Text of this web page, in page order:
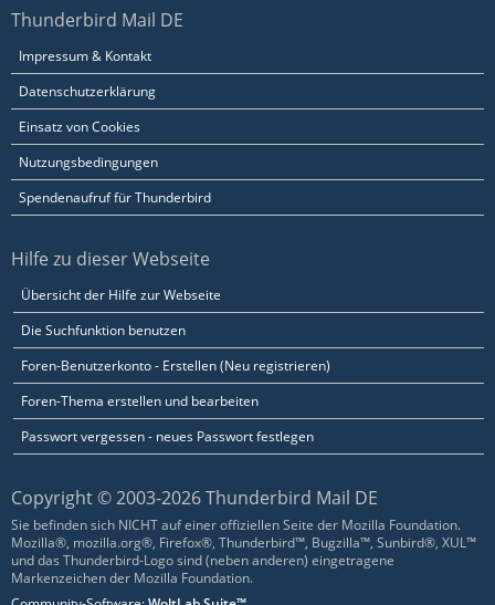
Thunderbird Mail DE
Impressum & Kontakt
Datenschutzerklärung
Einsatz von Cookies
Nutzungsbedingungen
Spendenaufruf für Thunderbird
Hilfe zu dieser Webseite
Übersicht der Hilfe zur Webseite
Die Suchfunktion benutzen
Foren-Benutzerkonto - Erstellen (Neu registrieren)
Foren-Thema erstellen und bearbeiten
Passwort vergessen - neues Passwort festlegen
Copyright © 2003-2026 Thunderbird Mail DE
Sie befinden sich NICHT auf einer offiziellen Seite der Mozilla Foundation.
Mozilla®, mozilla.org®, Firefox®, Thunderbird™, Bugzilla™, Sunbird®, XUL™
und das Thunderbird-Logo sind (neben anderen) eingetragene
Markenzeichen der Mozilla Foundation.